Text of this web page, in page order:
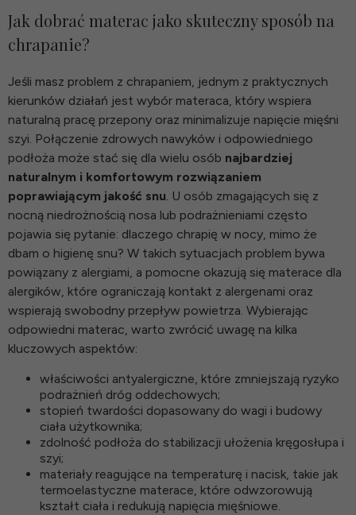
Jak dobrać materac jako skuteczny sposób na
chrapanie?
Jeśli masz problem z chrapaniem, jednym z praktycznych
kierunków działań jest wybór materaca, który wspiera
naturalną pracę przepony oraz minimalizuje napięcie mięśni
szyi. Połączenie zdrowych nawyków i odpowiedniego
podłoża może stać się dla wielu osób najbardziej
naturalnym i komfortowym rozwiązaniem
poprawiającym jakość snu . U osób zmagających się z
nocną niedrożnością nosa lub podrażnieniami często
pojawia się pytanie: dlaczego chrapię w nocy, mimo że
dbam o higienę snu? W takich sytuacjach problem bywa
powiązany z alergiami, a pomocne okazują się materace dla
alergików , które ograniczają kontakt z alergenami oraz
wspierają swobodny przepływ powietrza. Wybierając
odpowiedni materac, warto zwrócić uwagę na kilka
kluczowych aspektów:
właściwości antyalergiczne, które zmniejszają ryzyko
podrażnień dróg oddechowych;
stopień twardości dopasowany do wagi i budowy
ciała użytkownika;
zdolność podłoża do stabilizacji ułożenia kręgosłupa i
szyi;
materiały reagujące na temperaturę i nacisk, takie jak
termoelastyczne materace , które odwzorowują
kształt ciała i redukują napięcia mięśniowe.